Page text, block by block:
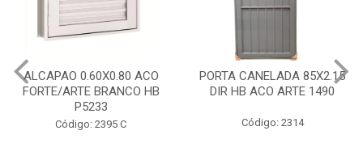
PORTA CANELADA 85X2.15
DIR HB ACO ARTE 1490
Código: 2314
PORTA LAMINADA 60X215
DIR POP/MIX HB
Código: 2340